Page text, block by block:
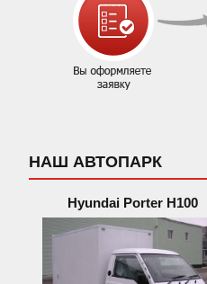
НАШ АВТОПАРК
Hyundai Porter H100